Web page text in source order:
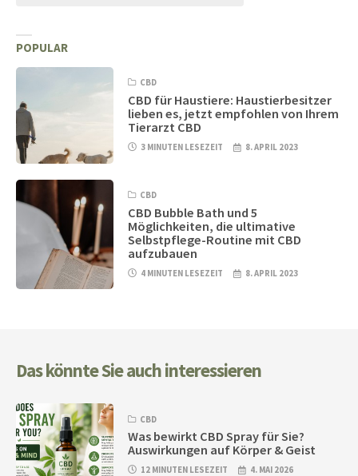
POPULAR
CBD
CBD für Haustiere: Haustierbesitzer
lieben es, jetzt empfohlen von Ihrem
Tierarzt CBD
3 MINUTEN LESEZEIT 8. APRIL 2023
CBD
CBD Bubble Bath und 5
Möglichkeiten, die ultimative
Selbstpflege-Routine mit CBD
aufzubauen
4 MINUTEN LESEZEIT 8. APRIL 2023
Das könnte Sie auch interessieren
CBD
Was bewirkt CBD Spray für Sie?
Auswirkungen auf Körper & Geist
12 MINUTEN LESEZEIT 4. MAI 2026